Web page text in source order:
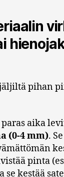
pihan
aika
(0-4 mm).
pinta
kestää